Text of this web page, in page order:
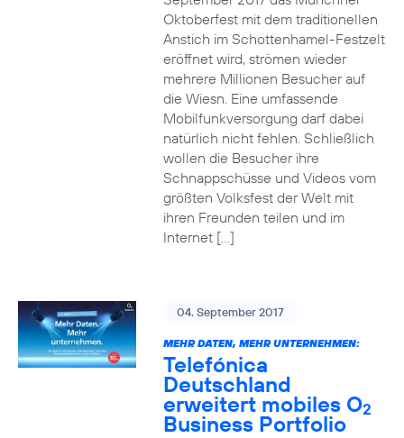
Oktoberfest mit dem traditionellen
Anstich im Schottenhamel-Festzelt
eröffnet wird, strömen wieder
mehrere Millionen Besucher auf
die Wiesn. Eine umfassende
Mobilfunkversorgung darf dabei
natürlich nicht fehlen. Schließlich
wollen die Besucher ihre
Schnappschüsse und Videos vom
größten Volksfest der Welt mit
ihren Freunden teilen und im
Internet […]
04. September 2017
MEHR DATEN, MEHR UNTERNEHMEN:
Telefónica
Deutschland
erweitert mobiles O2
Business Portfolio